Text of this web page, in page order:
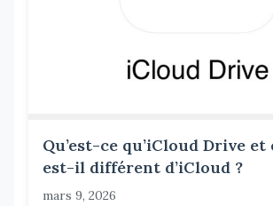
Qu’est-ce qu’iCloud Drive
est-il différent d’iCloud ?
mars 9, 2026